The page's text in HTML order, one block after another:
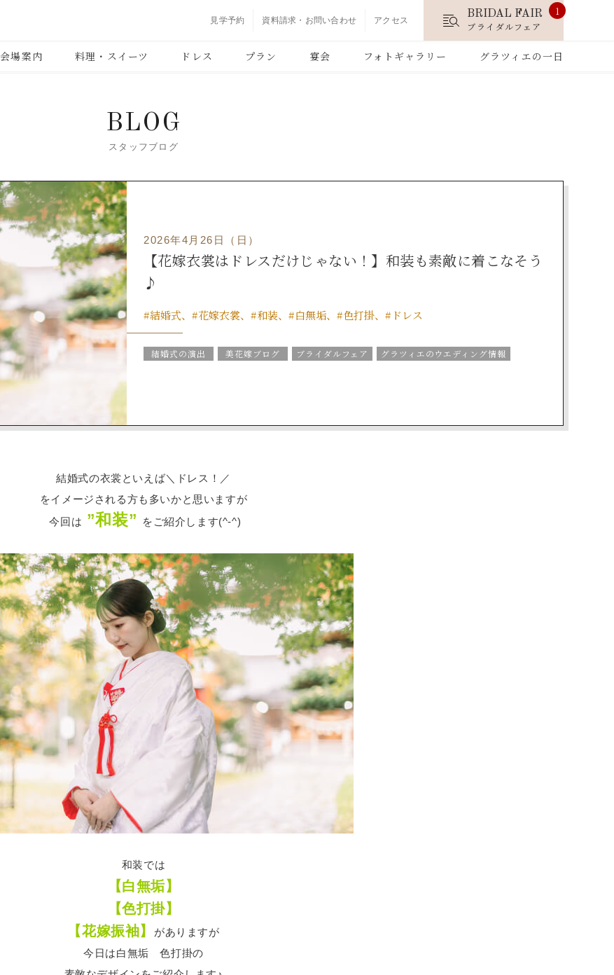
見学予約 資料請求・お問い合わせ アクセス
BRIDAL FAIR
ブライダルフェア
1
会場案内 料理・スイーツ ドレス プラン 宴会 フォトギャラリー グラツィエの一日
BLOG
スタッフブログ
2026年4月26日（日）
【花嫁衣裳はドレスだけじゃない！】和装も素敵に着こなそう
♪
#結婚式、#花嫁衣裳、#和装、#白無垢、#色打掛、#ドレス
結婚式の演出 美花嫁ブログ ブライダルフェア
グラツィエのウエディング情報
結婚式の衣裳といえば＼ドレス！／
をイメージされる方も多いかと思いますが
今回は ”和装” をご紹介します(^-^)
和装では
【白無垢】
【色打掛】
【花嫁振袖】
がありますが
今日は白無垢 色打掛の